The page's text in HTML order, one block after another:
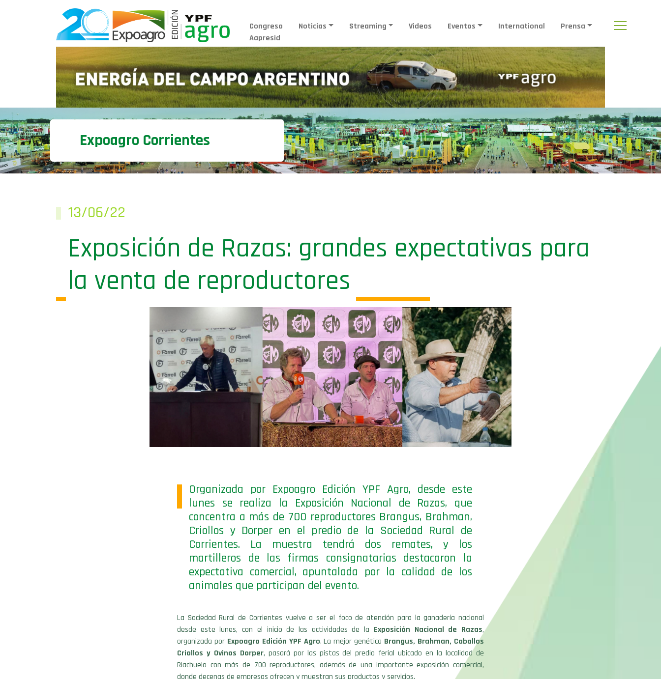
Congreso
Aapresid
Noticias Streaming Videos Eventos International Prensa
Expoagro Corrientes
13/06/22
Exposición de Razas: grandes expectativas para
la venta de reproductores
Organizada por Expoagro Edición YPF Agro, desde este
lunes se realiza la Exposición Nacional de Razas, que
concentra a más de 700 reproductores Brangus, Brahman,
Criollos y Dorper en el predio de la Sociedad Rural de
Corrientes. La muestra tendrá dos remates, y los
martilleros de las firmas consignatarias destacaron la
expectativa comercial, apuntalada por la calidad de los
animales que participan del evento.
La Sociedad Rural de Corrientes vuelve a ser el foco de atención para la ganadería nacional
desde este lunes, con el inicio de las actividades de la Exposición Nacional de Razas,
organizada por Expoagro Edición YPF Agro. La mejor genética Brangus, Brahman, Caballos
Criollos y Ovinos Dorper, pasará por las pistas del predio ferial ubicado en la localidad de
Riachuelo con más de 700 reproductores, además de una importante exposición comercial,
donde decenas de empresas ofrecen y muestran sus productos y servicios.